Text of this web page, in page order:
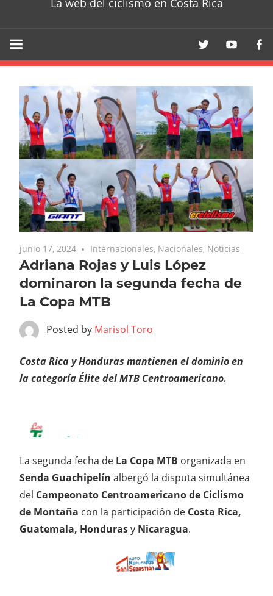
La web del ciclismo en Costa Rica
junio 17, 2024 Internacionales, Nacionales, Noticias
Adriana Rojas y Luis López
dominaron la segunda fecha de
La Copa MTB
Posted by Marisol Toro
Costa Rica y Honduras mantienen el dominio en
la categoría Élite del MTB Centroamericano.
La segunda fecha de La Copa MTB organizada en
Senda Guachipelín albergó la disputa simultánea
del Campeonato Centroamericano de Ciclismo
de Montaña con la participación de Costa Rica,
Guatemala, Hondurasy Nicaragua.